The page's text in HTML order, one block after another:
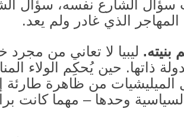
سؤال الشارع نفسه، سؤال
الذي غادر ولم يعد.
. ليبيا لا تعاني من
ذاتها. حين يُحكِم الولاء
من ظاهرة طارئة
السياسية وحدها – مهما كانت